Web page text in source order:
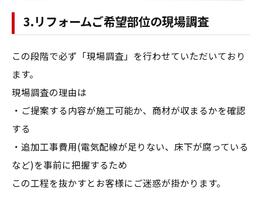
3.リフォームご希望部位の現場調査
この段階で必ず「現場調査」を行わせていただいており
ます。
現場調査の理由は
・ご提案する内容が施工可能か、商材が収まるかを確認
する
・追加工事費用(電気配線が足りない、床下が腐っている
など)を事前に把握するため
​この工程を抜かすとお客様にご迷惑が掛かります。